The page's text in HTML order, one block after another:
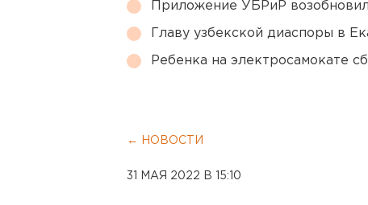
Приложение УБРиР
Главу узбекской диаспоры в
Ребенка на электросамокате
← НОВОСТИ
31 МАЯ 2022 В 15:10